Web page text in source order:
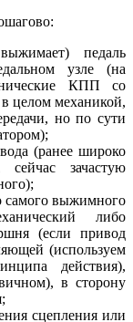
педаль
узле (на
КПП со
целом механикой,
но по сути
(ранее широко
сейчас зачастую
самого выжимного
либо
(если привод
(используем
действия),
в сторону
сцепления или